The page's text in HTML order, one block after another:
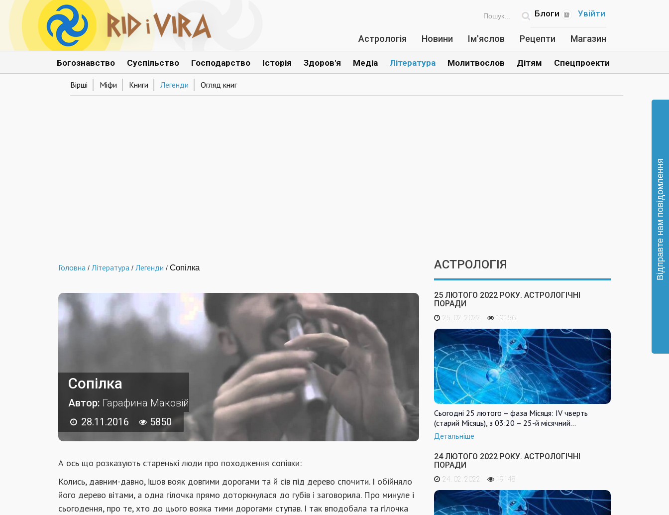
Увійти
Блоги
Астрологія Новини Ім'яслов Рецепти Магазин
Богознавство Суспільство Господарство Історія Здоров'я Медіа Література
Вірші Міфи Книги Легенди Огляд книг
Молитвослов Дітям Спецпроекти
Головна / Література / Легенди / Сопілка
Сопілка
Автор: Гарафина Маковій
28.11.2016
5850
А ось що розказують старенькі люди про походження сопівки:
Колись, давним-давно, ішов вояк довгими дорогами та й сів під дерево спочити. І обійняло
його дерево вітами, а одна гілочка прямо доторкнулася до губів і заговорила. Про минуле і
сьогодення, про те, хто до цього вояка тими дорогами ступав. І так вподобала та гілочка
АСТРОЛОГІЯ
25 ЛЮТОГО 2022 РОКУ. АСТРОЛОГІЧНІ
ПОРАДИ
25. 02. 2022 19156
Сьогодні 25 лютого – фаза Місяця: IV чверть
(старий Місяць), з 03:20 – 25-й місячний…
Детальніше
24 ЛЮТОГО 2022 РОКУ. АСТРОЛОГІЧНІ
ПОРАДИ
24. 02. 2022 19148
Відправте нам повідомлення